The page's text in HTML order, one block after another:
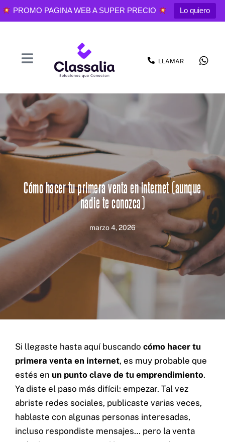
PROMO PAGINA WEB A SUPER PRECIO Lo quiero
LLAMAR
Cómo hacer tu primera venta en internet (aunque
nadie te conozca)
marzo 4, 2026
Si llegaste hasta aquí buscando cómo hacer tu
primera venta en internet, es muy probable que
estés en un punto clave de tu emprendimiento.
Ya diste el paso más difícil: empezar. Tal vez
abriste redes sociales, publicaste varias veces,
hablaste con algunas personas interesadas,
incluso respondiste mensajes… pero la venta